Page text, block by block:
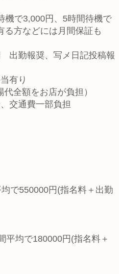
で3,000円、5時間待機で
る方などには月間保証も
勤報奨、写メ日記投稿報
有り
全額をお店が負担）
交通費一部負担
で550000円(指名料＋出勤
平均で180000円(指名料＋